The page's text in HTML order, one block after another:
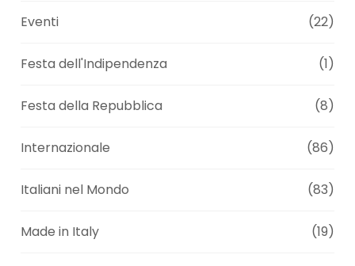
Eventi (22)
Festa dell'Indipendenza (1)
Festa della Repubblica (8)
Internazionale (86)
Italiani nel Mondo (83)
Made in Italy (19)